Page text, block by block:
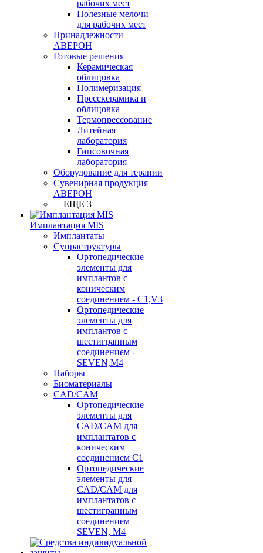
рабочих мест
Полезные мелочи
для рабочих мест
Принадлежности
АВЕРОН
Готовые решения
Керамическая
облицовка
Полимеризация
Пресскерамика и
облицовка
Термопрессование
Литейная
лаборатория
Гипсовочная
лаборатория
Оборудование для терапии
Сувенирная продукция
АВЕРОН
+ ЕЩЕ 3
Имплантация MIS
Имплантаты
Супраструктуры
Ортопедические
элементы для
имплантов с
коническим
соединением - C1,V3
Ортопедические
элементы для
имплантов с
шестигранным
соединением -
SEVEN,M4
Наборы
Биоматериалы
CAD/CAM
Ортопедические
элементы для
CAD/CAM для
имплантатов с
коническим
соединением С1
Ортопедические
элементы для
CAD/CAM для
имплантатов с
шестигранным
соединением
SEVEN, М4